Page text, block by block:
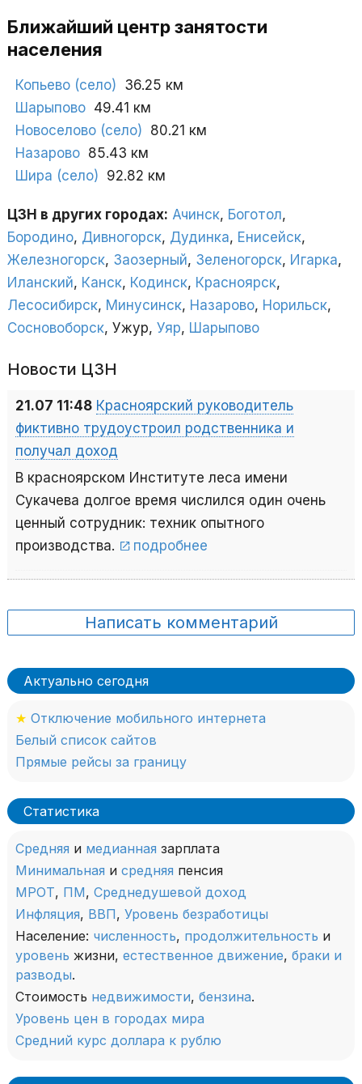
Ближайший центр занятости
населения
Копьево (село) 36.25 км
Шарыпово 49.41 км
Новоселово (село) 80.21 км
Назарово 85.43 км
Шира (село) 92.82 км
ЦЗН в других городах: Ачинск, Боготол,
Бородино, Дивногорск, Дудинка, Енисейск,
Железногорск, Заозерный, Зеленогорск, Игарка,
Иланский, Канск, Кодинск, Красноярск,
Лесосибирск, Минусинск, Назарово, Норильск,
Сосновоборск, Ужур, Уяр, Шарыпово
Новости ЦЗН
21.07 11:48 Красноярский руководитель
фиктивно трудоустроил родственника и
получал доход
В красноярском Институте леса имени
Сукачева долгое время числился один очень
ценный сотрудник: техник опытного
производства.
подробнее
Написать комментарий
Актуально сегодня
★ Отключение мобильного интернета
Белый список сайтов
Прямые рейсы за границу
Статистика
Средняя и медианная зарплата
Минимальная и средняя пенсия
МРОТ, ПМ, Среднедушевой доход
Инфляция, ВВП, Уровень безработицы
Население: численность, продолжительность и
уровень жизни, естественное движение, браки и
разводы.
Стоимость недвижимости, бензина.
Уровень цен в городах мира
Средний курс доллара к рублю